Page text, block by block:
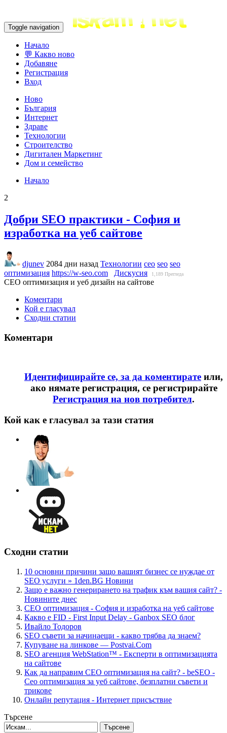
Toggle navigation
Начало
💬 Какво ново
Добавяне
Регистрация
Вход
Ново
България
Интернет
Здраве
Технологии
Строителство
Дигитален Маркетинг
Дом и семейство
Начало
2
Добри SEO практики - София и
изработка на уеб сайтове
djunev 2084 дни назад Технологии сео seo seo
оптимизация https://w-seo.com Дискусия 1,189 Прегледа
СЕО оптимизация и уеб дизайн на сайтове
Коментари
Кой е гласувал
Сходни статии
Коментари
Идентифицирайте се, за да коментирате или,
ако нямате регистрация, се регистрирайте
Регистрация на нов потребител.
Кой как е гласувал за тази статия
Сходни статии
10 основни причини защо вашият бизнес се нуждае от
SEO услуги » 1den.BG Новини
Защо е важно генерирането на трафик към вашия сайт? -
Новините днес
СЕО оптимизация - София и изработка на уеб сайтове
Какво е FID - First Input Delay - Ganbox SEO блог
Ивайло Тодоров
SEO съвети за начинаещи - какво трябва да знаем?
Купуване на линкове — Pоstvai.Com
SEO агенция WebStation™ - Експерти в оптимизацията
на сайтове
Как да направим СЕО оптимизация на сайт? - beSEO -
Сео оптимизация за уеб сайтове, безплатни съвети и
трикове
Онлайн репутация - Интернет присъствие
Търсене
Търсене